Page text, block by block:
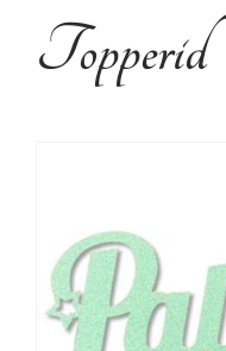
Tehtud tööd
Topperid